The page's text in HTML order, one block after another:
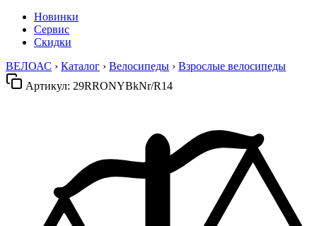
Новинки
Сервис
Скидки
ВЕЛОАС › Каталог › Велосипеды › Взрослые велосипеды
Артикул: 29RRONYBkNr/R14